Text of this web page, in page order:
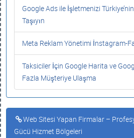
Google Ads ile İşletmenizi
Taşıyın
Meta Reklam Yönetimi İnstagram-
Taksiciler İçin Google Harita ve
Fazla Müşteriye Ulaşma
Web Sitesi Yapan Firmalar –
Gücü Hizmet Bölgeleri